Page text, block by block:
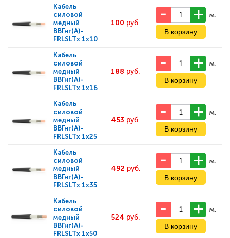
Кабель
силовой
медный
ВВГнг(А)-
FRLSLTx 1x10
100 руб.
м.
Кабель
силовой
медный
ВВГнг(А)-
FRLSLTx 1x16
188 руб.
м.
Кабель
силовой
медный
ВВГнг(А)-
FRLSLTx 1x25
453 руб.
м.
Кабель
силовой
медный
ВВГнг(А)-
FRLSLTx 1x35
492 руб.
м.
Кабель
силовой
медный
ВВГнг(А)-
FRLSLTx 1x50
524 руб.
м.